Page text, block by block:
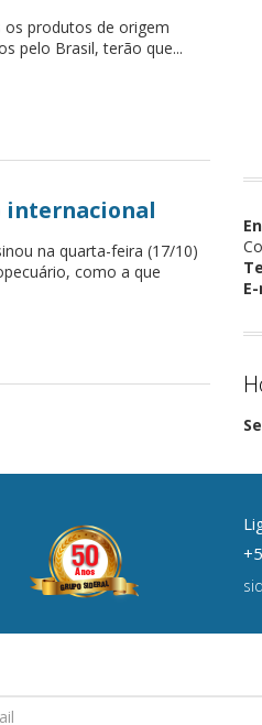
produtos de origem
pelo Brasil, terão que...
internacional
na quarta-feira (17/10)
como a que